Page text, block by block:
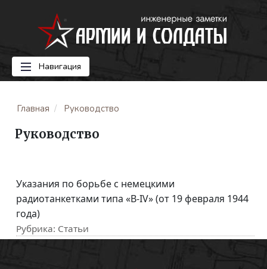
Навигация
Главная Руководство
Руководство
Указания по борьбе с немецкими
радиотанкетками типа «B-IV» (от 19 февраля 1944
года)
Рубрика: Статьи